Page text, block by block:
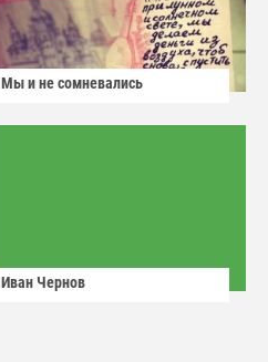
Мы и не сомневались
Иван Чернов